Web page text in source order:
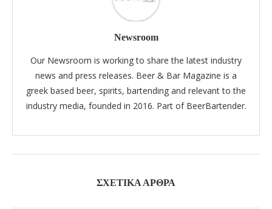
Newsroom
Our Newsroom is working to share the latest industry
news and press releases. Beer & Bar Magazine is a
greek based beer, spirits, bartending and relevant to the
industry media, founded in 2016. Part of BeerBartender.
ΣΧΕΤΙΚΆ ΆΡΘΡΑ